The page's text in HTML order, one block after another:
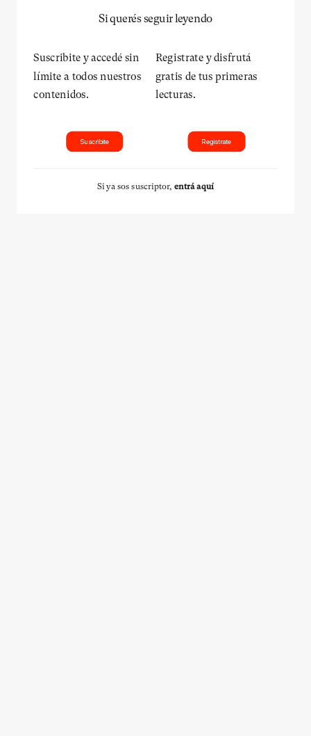
Si querés seguir leyendo
Suscribite y accedé sin
límite a todos nuestros
contenidos.
Suscribite
Registrate y disfrutá
gratis de tus primeras
lecturas.
Registrate
Si ya sos suscriptor, entrá aquí